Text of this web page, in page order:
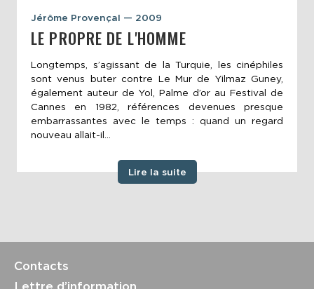
Jérôme Provençal — 2009
LE PROPRE DE L'HOMME
Longtemps, s’agissant de la Turquie, les cinéphiles
sont venus buter contre Le Mur de Yilmaz Guney,
également auteur de Yol, Palme d’or au Festival de
Cannes en 1982, références devenues presque
embarrassantes avec le temps : quand un regard
nouveau allait-il...
Lire la suite
Contacts